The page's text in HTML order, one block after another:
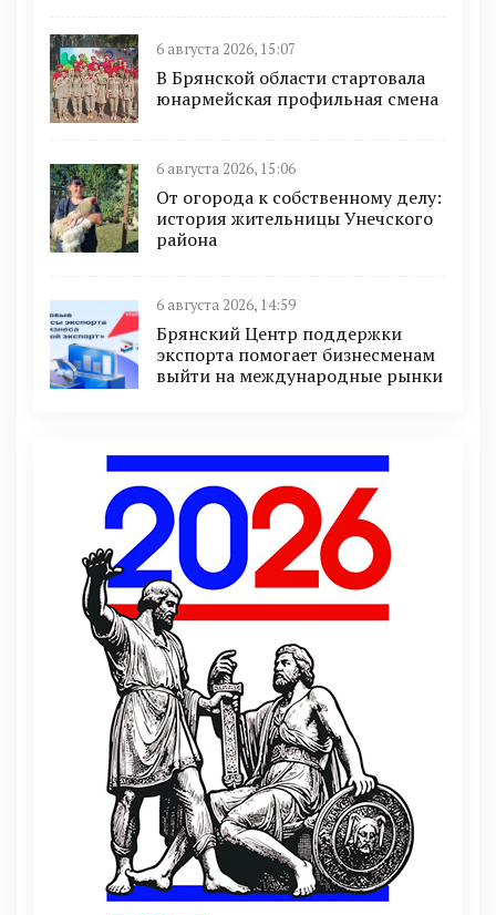
6 августа 2026, 15:07
В Брянской области стартовала
юнармейская профильная смена
6 августа 2026, 15:06
От огорода к собственному делу:
история жительницы Унечского
района
6 августа 2026, 14:59
Брянский Центр поддержки
экспорта помогает бизнесменам
выйти на международные рынки